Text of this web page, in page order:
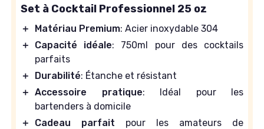
Set à Cocktail Professionnel 25 oz
＋ Matériau Premium: Acier inoxydable 304
＋
Capacité idéale: 750ml pour des cocktails
parfaits
＋
Durabilité: Étanche et résistant
＋ Accessoire pratique: Idéal pour les
bartenders à domicile
＋
Cadeau parfait pour les amateurs de